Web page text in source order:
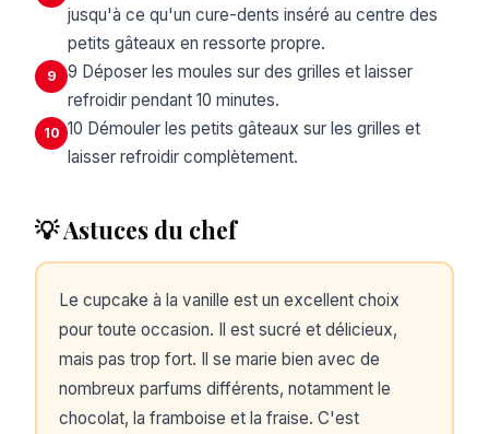
jusqu'à ce qu'un cure-dents inséré au centre des
petits gâteaux en ressorte propre.
9
9 Déposer les moules sur des grilles et laisser
refroidir pendant 10 minutes.
10 10 Démouler les petits gâteaux sur les grilles et
laisser refroidir complètement.
💡 Astuces du chef
Le cupcake à la vanille est un excellent choix
pour toute occasion. Il est sucré et délicieux,
mais pas trop fort. Il se marie bien avec de
nombreux parfums différents, notamment le
chocolat, la framboise et la fraise. C'est